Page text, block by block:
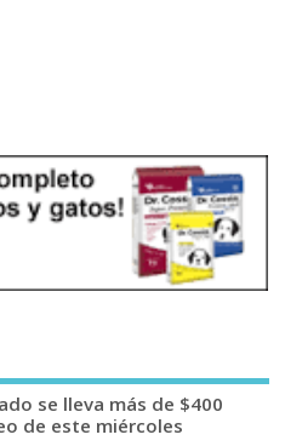
se lleva más de $400
de este miércoles